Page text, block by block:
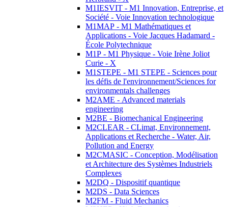
M1IESVIT - M1 Innovation, Entreprise, et
Société - Voie Innovation technologique
M1MAP - M1 Mathématiques et
Applications - Voie Jacques Hadamard -
École Polytechnique
M1P - M1 Physique - Voie Irène Joliot
Curie - X
M1STEPE - M1 STEPE - Sciences pour
les défis de l'environnement/Sciences for
environmentals challenges
M2AME - Advanced materials
engineering
M2BE - Biomechanical Engineering
M2CLEAR - CLimat, Environnement,
Applications et Recherche - Water, Air,
Pollution and Energy
M2CMASIC - Conception, Modélisation
et Architecture des Systèmes Industriels
Complexes
M2DQ - Dispositif quantique
M2DS - Data Sciences
M2FM - Fluid Mechanics